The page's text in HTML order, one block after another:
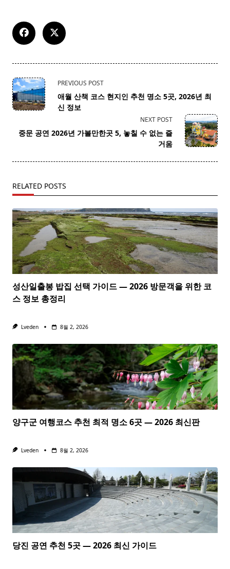
<span
class="nav-
subtitle
reader-
PREVIOUS POST
애월 산책 코스 현지인 추천 명소 5곳, 2026년 최
신 정보
NEXT POST
중문 공연 2026년 가볼만한곳 5, 놓칠 수 없는 즐
거움
RELATED POSTS
성산일출봉 밥집 선택 가이드 — 2026 방문객을 위한 코
스 정보 총정리
Lveden 8월 2, 2026
양구군 여행코스 추천 최적 명소 6곳 — 2026 최신판
Lveden 8월 2, 2026
당진 공연 추천 5곳 — 2026 최신 가이드